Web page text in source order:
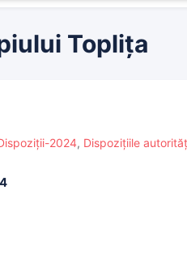
Toplița
2024, Dispozițiile